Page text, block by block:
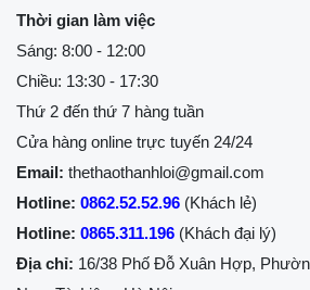
Thời gian làm việc
Sáng: 8:00 - 12:00
Chiều: 13:30 - 17:30
Thứ 2 đến thứ 7 hàng tuần
Cửa hàng online trực tuyến 24/24
Email: thethaothanhloi@gmail.com
Hotline: 0862.52.52.96 (Khách lẻ)
Hotline: 0865.311.196 (Khách đại lý)
Địa chỉ: 16/38 Phố Đỗ Xuân Hợp,